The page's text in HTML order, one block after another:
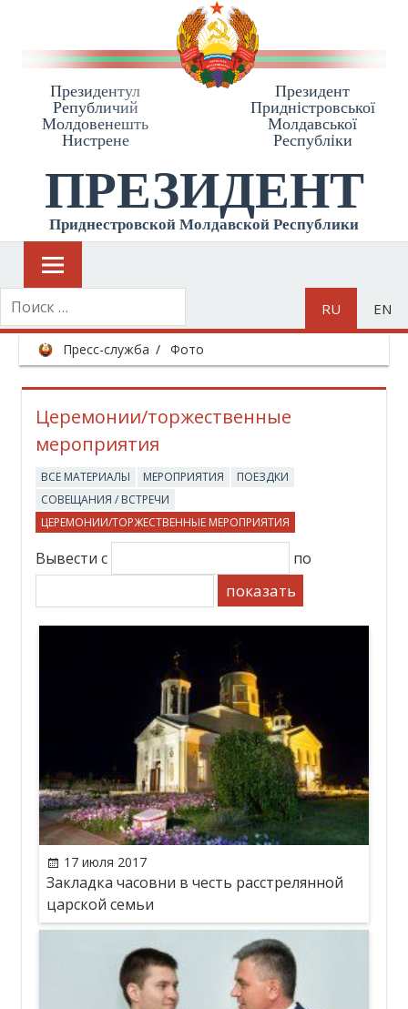
Президентул
Републичий
Молдовенешть
Нистрене
Президент
Приднiстровської
Молдавської
Республiки
ПРЕЗИДЕНТ
Приднестровской Молдавской Республики
RU EN
Пресс-служба Фото
Церемонии/торжественные
мероприятия
ВСЕ МАТЕРИАЛЫ МЕРОПРИЯТИЯ
ПОЕЗДКИ
СОВЕЩАНИЯ / ВСТРЕЧИ
ЦЕРЕМОНИИ/ТОРЖЕСТВЕННЫЕ МЕРОПРИЯТИЯ
Вывести с по
показать
17 июля 2017
Закладка часовни в честь расстрелянной
царской семьи